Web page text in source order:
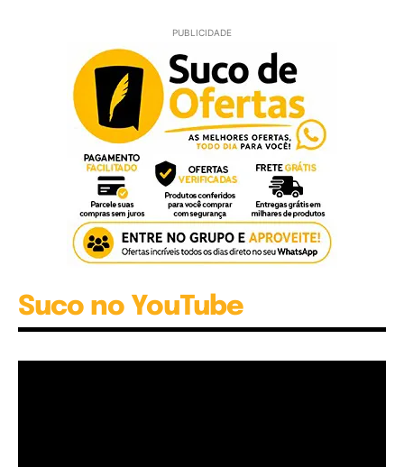
PUBLICIDADE
Suco no YouTube